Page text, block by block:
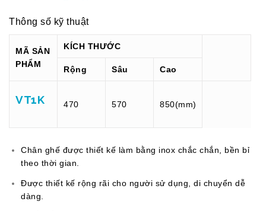
Thông số kỹ thuật
MÃ SẢN
PHẨM
KÍCH THƯỚC
Rộng Sâu Cao
VT1K 470 570 850(mm)
Chân ghế được thiết kế làm bằng inox chắc chắn, bền bỉ
theo thời gian.
Được thiết kế rộng rãi cho người sử dụng, di chuyển dễ
dàng.